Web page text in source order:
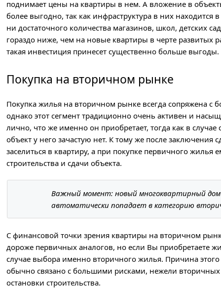
поднимает цены на квартиры в нем. А вложение в
более выгодно, так как инфраструктура в них находится
ни достаточного количества магазинов, школ, детских
гораздо ниже, чем на новые квартиры в черте развитых
такая инвестиция принесет существенно больше выгоды.
Покупка на вторичном рынке
Покупка жилья на вторичном рынке всегда сопряжена
однако этот сегмент традиционно очень активен и
лично, что же именно он приобретает, тогда как в
объект у него зачастую нет. К тому же после заключения
заселиться в квартиру, а при покупке первичного
строительства и сдачи объекта.
Важный момент: новый многоквартирный дом
автоматически попадает в категорию
С финансовой точки зрения квартиры на вторичном
дороже первичных аналогов, но если Вы приобретаете
случае выбора именно вторичного жилья. Причина
обычно связано с большими рисками, нежели
остановки строительства.